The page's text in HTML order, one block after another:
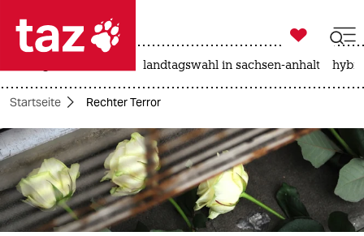
 taz zahl ich
taz zahl ich
themen
politik
öko

taz zahl ich
landtagswahl in sachsen-anhalt
Startseite Rechter Terror